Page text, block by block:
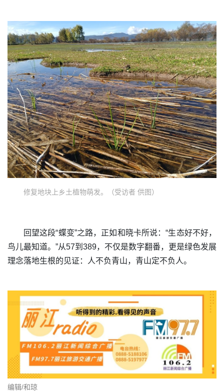
修复地块上乡土植物萌发。（受访者 供图）
回望这段“蝶变”之路，正如和晓卡所说：“生态好不好，
鸟儿最知道。”从57到389，不仅是数字翻番，更是绿色发展
理念落地生根的见证：人不负青山，青山定不负人。
编辑/和琼